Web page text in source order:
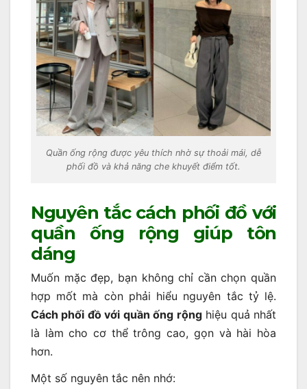
Quần ống rộng được yêu thích nhờ sự thoải mái, dễ
phối đồ và khả năng che khuyết điểm tốt.
Nguyên tắc cách phối đồ với
quần ống rộng giúp tôn
dáng
Muốn mặc đẹp, bạn không chỉ cần chọn quần
hợp mốt mà còn phải hiểu nguyên tắc tỷ lệ.
Cách phối đồ với quần ống rộnghiệu quả nhất
là làm cho cơ thể trông cao, gọn và hài hòa
hơn.
Một số nguyên tắc nên nhớ: